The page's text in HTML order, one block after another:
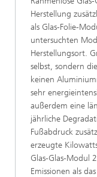
Herstellung
als Glas-Folie-
untersuchten
Herstellungsort.
selbst, sondern
keinen
sehr
außerdem eine
jährliche
Fußabdruck
erzeugte
Glas-Glas-Modul
Emissionen als